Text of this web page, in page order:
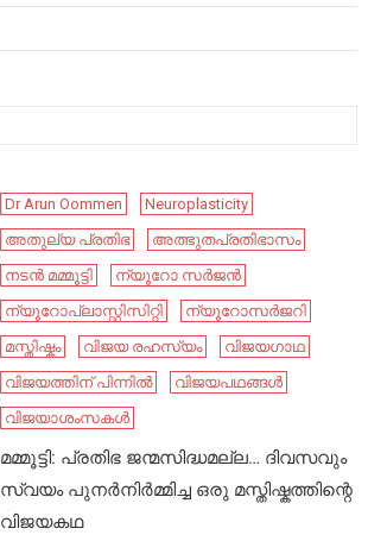
Dr Arun Oommen
Neuroplasticity
അതുല്യ പ്രതിഭ
അത്ഭുതപ്രതിഭാസം
നടൻ മമ്മൂട്ടി
ന്യൂറോ സർജൻ
ന്യൂറോപ്ലാസ്റ്റിസിറ്റി
ന്യൂറോസർജറി
മസ്തിഷ്കം
വിജയ രഹസ്യം
വിജയഗാഥ
വിജയത്തിന് പിന്നിൽ
വിജയപഥങ്ങൾ
വിജയാശംസകൾ
മമ്മൂട്ടി: പ്രതിഭ ജന്മസിദ്ധമല്ല… ദിവസവും
സ്വയം പുനർനിർമ്മിച്ച ഒരു മസ്തിഷ്കത്തിന്റെ
വിജയകഥ